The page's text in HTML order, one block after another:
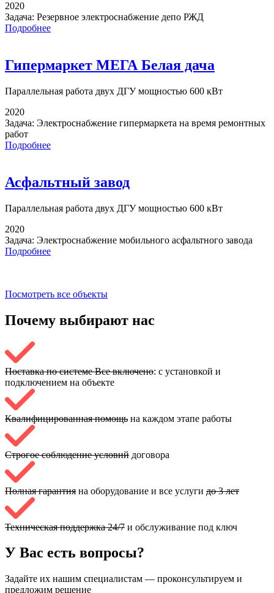
2020
Задача: Резервное электроснабжение депо РЖД
Подробнее
Гипермаркет МЕГА Белая дача
Параллельная работа двух ДГУ мощностью 600 кВт
2020
Задача: Электроснабжение гипермаркета на время ремонтных
работ
Подробнее
Асфальтный завод
Параллельная работа двух ДГУ мощностью 600 кВт
2020
Задача: Электроснабжение мобильного асфальтного завода
Подробнее
Посмотреть все объекты
Почему выбирают нас
Поставка по системе Все включено: с установкой и
подключением на объекте
Квалифицированная помощь на каждом этапе работы
Строгое соблюдение условий договора
Полная гарантия на оборудование и все услуги до 3 лет
Техническая поддержка 24/7 и обслуживание под ключ
У Вас есть вопросы?
Задайте их нашим специалистам — проконсультируем и
предложим решение